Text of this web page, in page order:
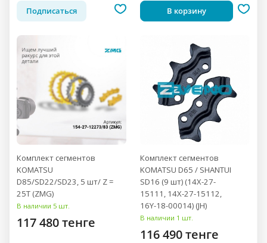
Подписаться В корзину
Комплект сегментов
KOMATSU
D85/SD22/SD23, 5 шт/ Z =
25T (ZMG)
В наличии 5 шт.
117 480 тенге
Комплект сегментов
KOMATSU D65 / SHANTUI
SD16 (9 шт) (14X-27-
15111, 14X-27-15112,
16Y-18-00014) (JH)
В наличии 1 шт.
116 490 тенге